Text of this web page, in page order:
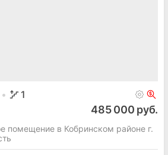
1
485 000 руб.
помещение в Кобринском районе г.